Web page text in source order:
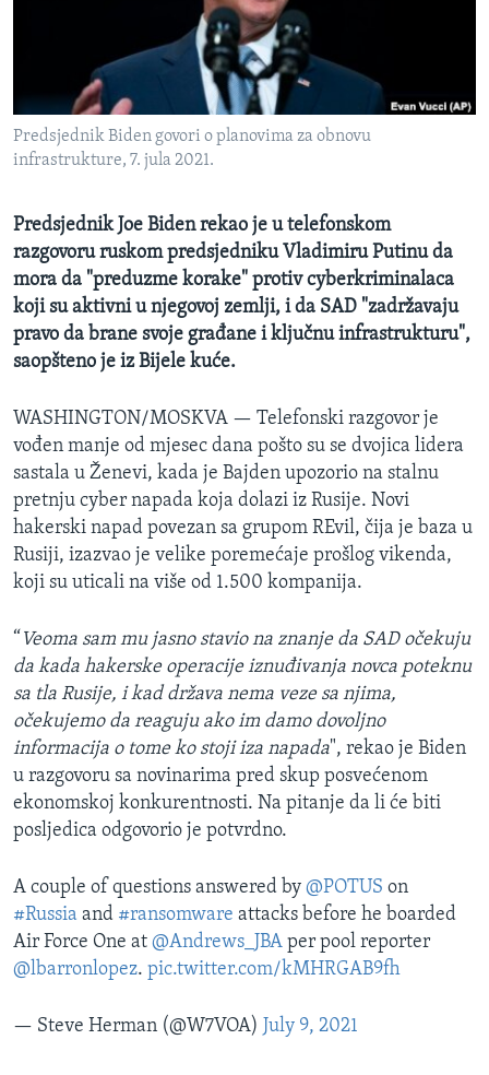
O GLASU AMERIKE
Learning English
Jezici
Predsjednik Biden govori o planovima za obnovu
infrastrukture, 7. jula 2021.
Predsjednik Joe Biden rekao je u telefonskom
razgovoru ruskom predsjedniku Vladimiru Putinu da
mora da "preduzme korake" protiv cyberkriminalaca
koji su aktivni u njegovoj zemlji, i da SAD "zadržavaju
pravo da brane svoje građane i ključnu infrastrukturu",
saopšteno je iz Bijele kuće.
WASHINGTON/MOSKVA — Telefonski razgovor je
vođen manje od mjesec dana pošto su se dvojica lidera
sastala u Ženevi, kada je Bajden upozorio na stalnu
pretnju cyber napada koja dolazi iz Rusije. Novi
hakerski napad povezan sa grupom REvil, čija je baza u
Rusiji, izazvao je velike poremećaje prošlog vikenda,
koji su uticali na više od 1.500 kompanija.
“ Veoma sam mu jasno stavio na znanje da SAD očekuju
da kada hakerske operacije iznuđivanja novca poteknu
sa tla Rusije, i kad država nema veze sa njima,
očekujemo da reaguju ako im damo dovoljno
informacija o tome ko stoji iza napada", rekao je Biden
u razgovoru sa novinarima pred skup posvećenom
ekonomskoj konkurentnosti. Na pitanje da li će biti
posljedica odgovorio je potvrdno.
A couple of questions answered by @POTUS on
#Russia and #ransomware attacks before he boarded
Air Force One at @Andrews_JBA per pool reporter
@lbarronlopez. pic.twitter.com/kMHRGAB9fh
— Steve Herman (@W7VOA) July 9, 2021